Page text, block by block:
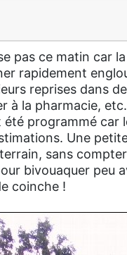
pas ce matin car
rapidement
reprises dans
à la pharmacie,
été programmé car
Une
sans
bivouaquer peu
coinche !